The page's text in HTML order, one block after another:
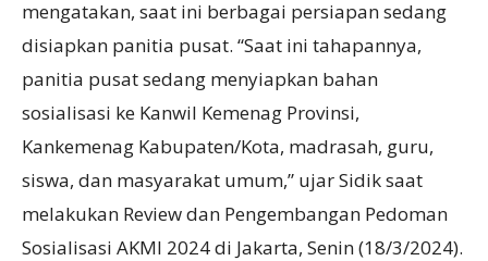
mengatakan, saat ini berbagai persiapan sedang
disiapkan panitia pusat. “Saat ini tahapannya,
panitia pusat sedang menyiapkan bahan
sosialisasi ke Kanwil Kemenag Provinsi,
Kankemenag Kabupaten/Kota, madrasah, guru,
siswa, dan masyarakat umum,” ujar Sidik saat
melakukan Review dan Pengembangan Pedoman
Sosialisasi AKMI 2024 di Jakarta, Senin (18/3/2024).